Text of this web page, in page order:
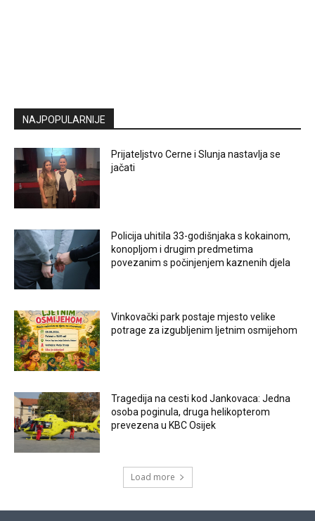
NAJPOPULARNIJE
Prijateljstvo Cerne i Slunja nastavlja se
jačati
Policija uhitila 33-godišnjaka s kokainom,
konopljom i drugim predmetima
povezanim s počinjenjem kaznenih djela
Vinkovački park postaje mjesto velike
potrage za izgubljenim ljetnim osmijehom
Tragedija na cesti kod Jankovaca: Jedna
osoba poginula, druga helikopterom
prevezena u KBC Osijek
Load more